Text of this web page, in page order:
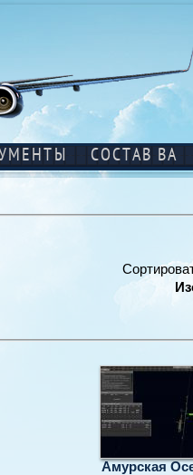
СОСТАВ ВА
Амурская